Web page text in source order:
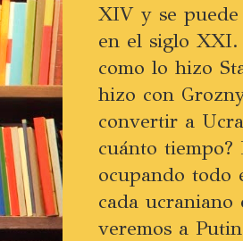
XIV y se
en el siglo XXI.
como lo hizo
hizo con
convertir a
cuánto
ocupando todo
cada ucraniano
veremos a